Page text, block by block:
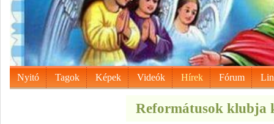
Nyitó Tagok Képek Videók Hírek Fórum
Reformátusok klubja